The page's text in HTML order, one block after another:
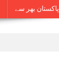
پاکستان بھر سے